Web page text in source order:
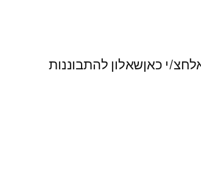
י כאןשאלון להתבוננות